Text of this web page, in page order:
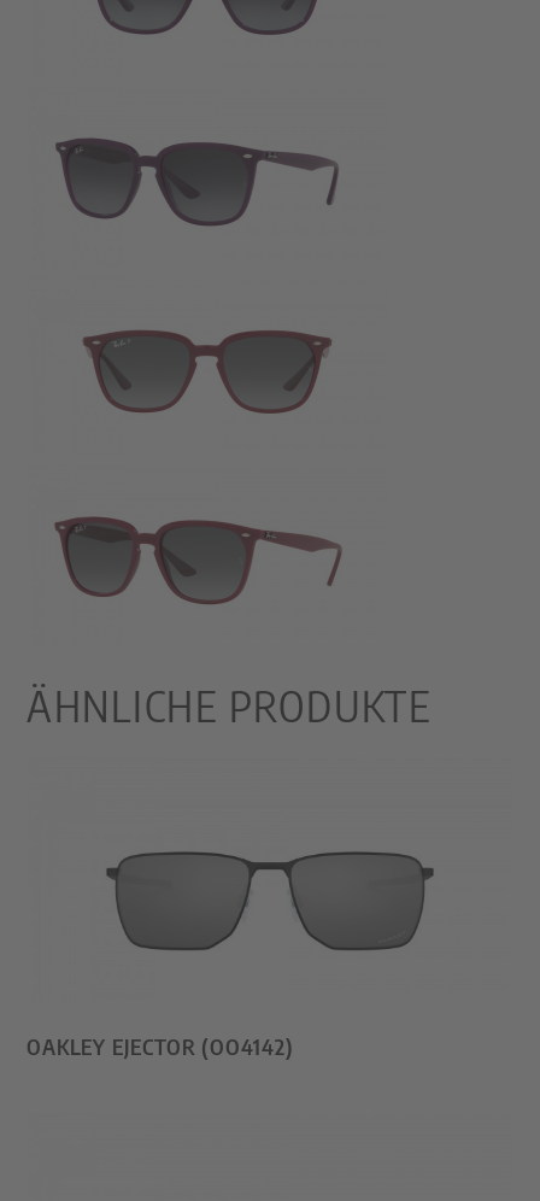
ÄHNLICHE PRODUKTE
OAKLEY EJECTOR (OO4142)